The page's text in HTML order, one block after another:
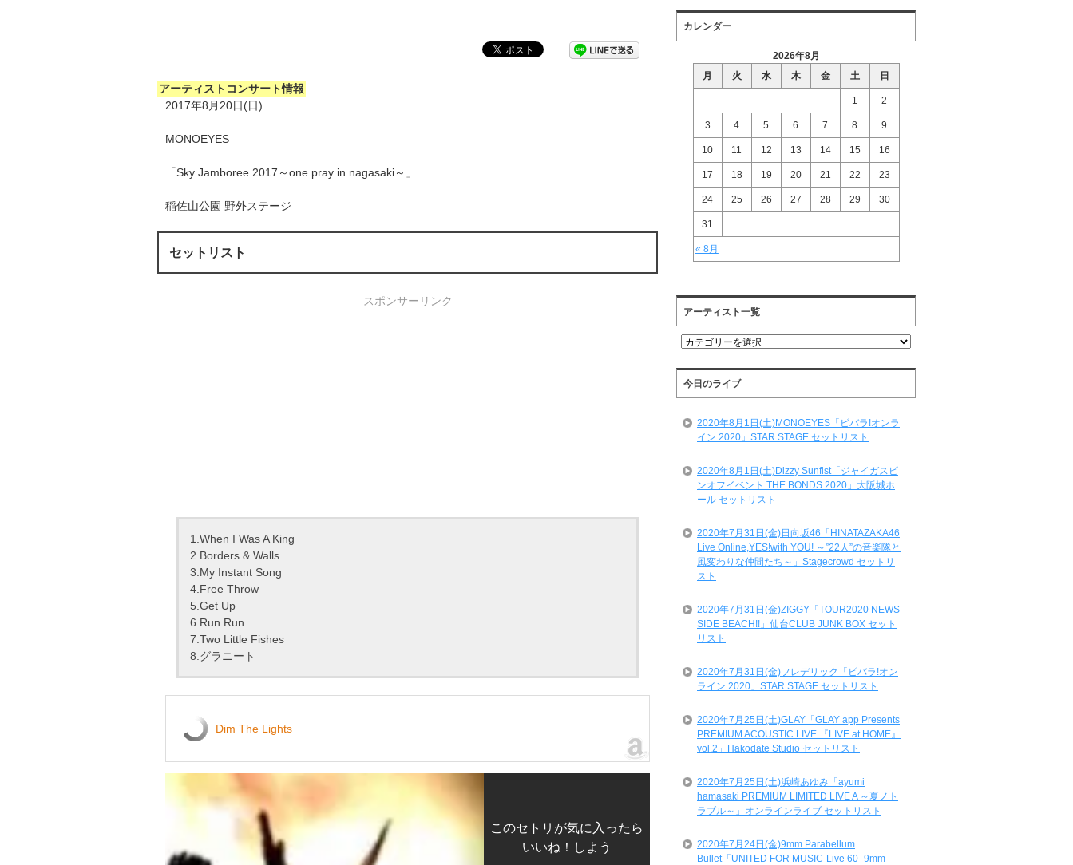
アーティストコンサート情報
2017年8月20日(日)
MONOEYES
「Sky Jamboree 2017～one pray in nagasaki～」
稲佐山公園 野外ステージ
セットリスト
スポンサーリンク
1.When I Was A King
2.Borders & Walls
3.My Instant Song
4.Free Throw
5.Get Up
6.Run Run
7.Two Little Fishes
8.グラニート
Dim The Lights
このセトリが気に入ったら
いいね！しよう
カレンダー
2026年8月
月
火 水 木 金 土 日
« 8月
1 2
3 4 5 6 7 8 9
10 11 12 13 14 15 16
17 18 19 20 21 22 23
24 25 26 27 28 29 30
31
アーティスト一覧
ア
テ
ィ
ス
一
今日のライブ
2020年8月1日(土)MONOEYES「ビバラ!オンラ
イン 2020」STAR STAGE セットリスト
2020年8月1日(土)Dizzy Sunfist「ジャイガスピ
ンオフイベント THE BONDS 2020」大阪城ホ
ール セットリスト
2020年7月31日(金)日向坂46「HINATAZAKA46
Live Online,YES!with YOU! ～”22人”の音楽隊と
風変わりな仲間たち～」Stagecrowd セットリ
スト
2020年7月31日(金)ZIGGY「TOUR2020 NEWS
SIDE BEACH!!」仙台CLUB JUNK BOX セット
リスト
2020年7月31日(金)フレデリック「ビバラ!オン
ライン 2020」STAR STAGE セットリスト
2020年7月25日(土)GLAY「GLAY app Presents
PREMIUM ACOUSTIC LIVE 『LIVE at HOME』
vol.2」Hakodate Studio セットリスト
2020年7月25日(土)浜崎あゆみ「ayumi
hamasaki PREMIUM LIMITED LIVE A ～夏ノト
ラブル～」オンラインライブ セットリスト
2020年7月24日(金)9mm Parabellum
Bullet「UNITED FOR MUSIC-Live 60- 9mm